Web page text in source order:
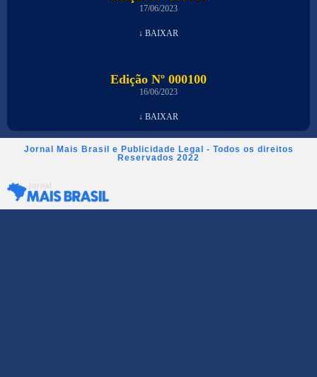
17/06/2023
↓ BAIXAR
Edição Nº 000100
16/06/2023
↓ BAIXAR
Jornal Mais Brasil e Publicidade Legal - Todos os direitos
Reservados 2022